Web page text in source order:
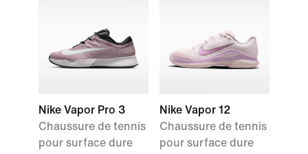
Nike Vapor Pro 3
Chaussure de tennis
pour surface dure
Nike Vapor 12
Chaussure de tennis
pour surface dure